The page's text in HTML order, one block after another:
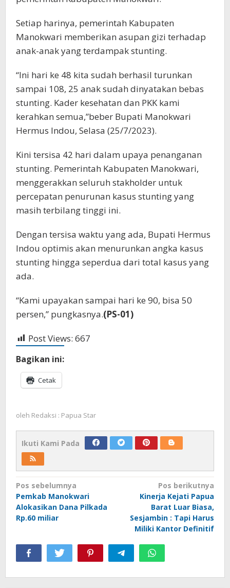
Setiap harinya, pemerintah Kabupaten
Manokwari memberikan asupan gizi terhadap
anak-anak yang terdampak stunting.
“Ini hari ke 48 kita sudah berhasil turunkan
sampai 108, 25 anak sudah dinyatakan bebas
stunting. Kader kesehatan dan PKK kami
kerahkan semua,”beber Bupati Manokwari
Hermus Indou, Selasa (25/7/2023).
Kini tersisa 42 hari dalam upaya penanganan
stunting. Pemerintah Kabupaten Manokwari,
menggerakkan seluruh stakholder untuk
percepatan penurunan kasus stunting yang
masih terbilang tinggi ini.
Dengan tersisa waktu yang ada, Bupati Hermus
Indou optimis akan menurunkan angka kasus
stunting hingga seperdua dari total kasus yang
ada.
“Kami upayakan sampai hari ke 90, bisa 50
persen,” pungkasnya.(PS-01)
Post Views: 667
Bagikan ini:
Cetak
oleh Redaksi : Papua Star
Ikuti Kami Pada
Navigasi
pos
Pos sebelumnya
Pemkab Manokwari
Alokasikan Dana Pilkada
Rp.60 miliar
Pos berikutnya
Kinerja Kejati Papua
Barat Luar Biasa,
Sesjambin : Tapi Harus
Miliki Kantor Definitif